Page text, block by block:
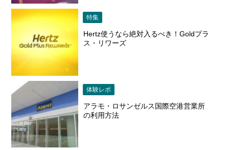
特集
Hertz使うなら絶対入るべき！Goldプラ
ス・リワーズ
体験レポ
アラモ・ロサンゼルス国際空港営業所
の利用方法